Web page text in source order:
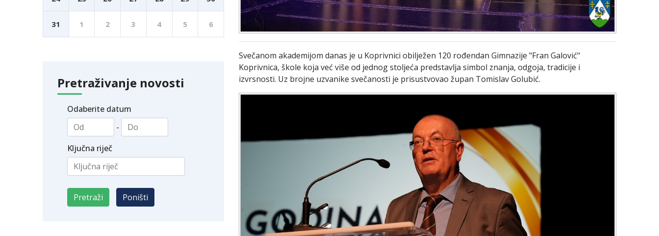
31 1 2 3 4 5 6
Pretraživanje novosti
Odaberite datum
-
Ključna riječ
Svečanom akademijom danas je u Koprivnici obilježen 120 rođendan Gimnazije "Fran Galović"
Koprivnica, škole koja već više od jednog stoljeća predstavlja simbol znanja, odgoja, tradicije i
izvrsnosti. Uz brojne uzvanike svečanosti je prisustvovao župan Tomislav Golubić.